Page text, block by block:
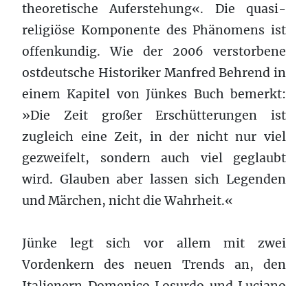
theoretische Auferstehung«. Die quasi-
religiöse Komponente des Phänomens ist
offenkundig. Wie der 2006 verstorbene
ostdeutsche Historiker Manfred Behrend in
einem Kapitel von Jünkes Buch bemerkt:
»Die Zeit großer Erschütterungen ist
zugleich eine Zeit, in der nicht nur viel
gezweifelt, sondern auch viel geglaubt
wird. Glauben aber lassen sich Legenden
und Märchen, nicht die Wahrheit.«
Jünke legt sich vor allem mit zwei
Vordenkern des neuen Trends an, den